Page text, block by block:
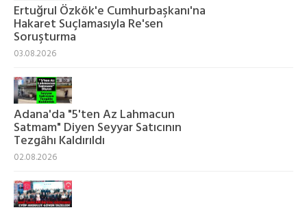
Ertuğrul Özkök'e Cumhurbaşkanı'na
Hakaret Suçlamasıyla Re'sen
Soruşturma
03.08.2026
Adana'da "5'ten Az Lahmacun
Satmam" Diyen Seyyar Satıcının
Tezgâhı Kaldırıldı
02.08.2026